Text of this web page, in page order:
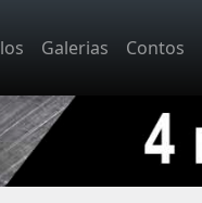
Galerias Contos